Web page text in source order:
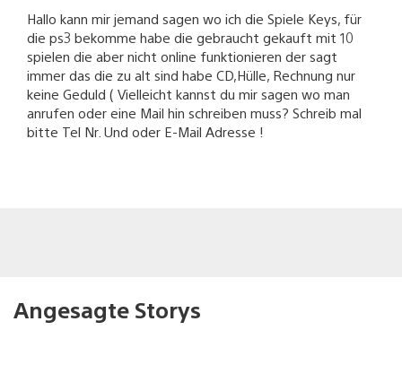
Hallo kann mir jemand sagen wo ich die Spiele Keys, für
die ps3 bekomme habe die gebraucht gekauft mit 10
spielen die aber nicht online funktionieren der sagt
immer das die zu alt sind habe CD,Hülle, Rechnung nur
keine Geduld ( Vielleicht kannst du mir sagen wo man
anrufen oder eine Mail hin schreiben muss? Schreib mal
bitte Tel Nr. Und oder E-Mail Adresse !
Angesagte Storys